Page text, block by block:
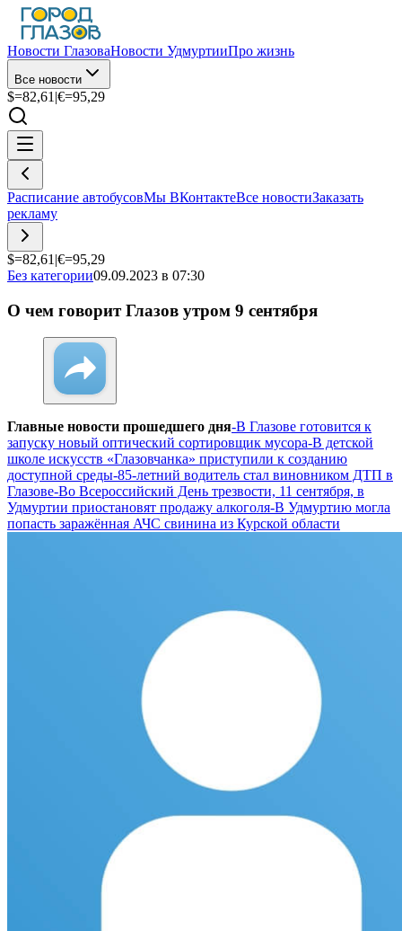
Новости ГлазоваНовости УдмуртииПро жизнь
Все новости
$=82,61 |€=95,29
Расписание автобусовМы ВКонтактеВсе новостиЗаказать
рекламу
$=82,61 |€=95,29
Без категории09.09.2023 в 07:30
О чем говорит Глазов утром 9 сентября
Главные новости прошедшего дня-В Глазове готовится к
запуску новый оптический сортировщик мусора-В детской
школе искусств «Глазовчанка» приступили к созданию
доступной среды-85-летний водитель стал виновником ДТП в
Глазове-Во Всероссийский День трезвости, 11 сентября, в
Удмуртии приостановят продажу алкоголя-В Удмуртию могла
попасть заражённая АЧС свинина из Курской области